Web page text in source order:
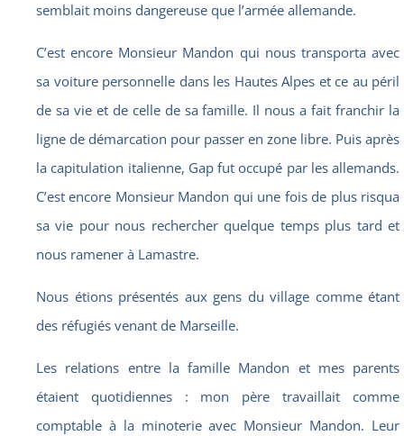
semblait moins dangereuse que l’armée allemande.
C’est encore Monsieur Mandon qui nous transporta avec
sa voiture personnelle dans les Hautes Alpes et ce au péril
de sa vie et de celle de sa famille. Il nous a fait franchir la
ligne de démarcation pour passer en zone libre. Puis après
la capitulation italienne, Gap fut occupé par les allemands.
C’est encore Monsieur Mandon qui une fois de plus risqua
sa vie pour nous rechercher quelque temps plus tard et
nous ramener à Lamastre.
Nous étions présentés aux gens du village comme étant
des réfugiés venant de Marseille.
Les relations entre la famille Mandon et mes parents
étaient quotidiennes : mon père travaillait comme
comptable à la minoterie avec Monsieur Mandon. Leur